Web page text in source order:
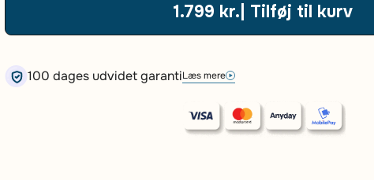
1.799 kr. | Tilføj til kurv
100 dages udvidet garantiLæs mere